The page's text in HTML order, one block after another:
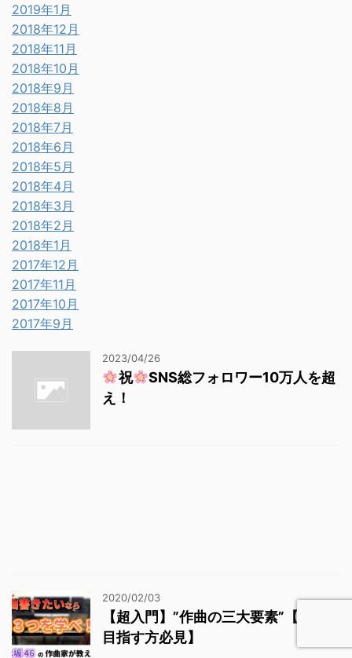
2019年1月
2018年12月
2018年11月
2018年10月
2018年9月
2018年8月
2018年7月
2018年6月
2018年5月
2018年4月
2018年3月
2018年2月
2018年1月
2017年12月
2017年11月
2017年10月
2017年9月
2023/04/26
祝
SNS総フォロワー10万人を超
え！
2020/02/03
【超入門】”作曲の三大要素”【プロ
目指す方必見】